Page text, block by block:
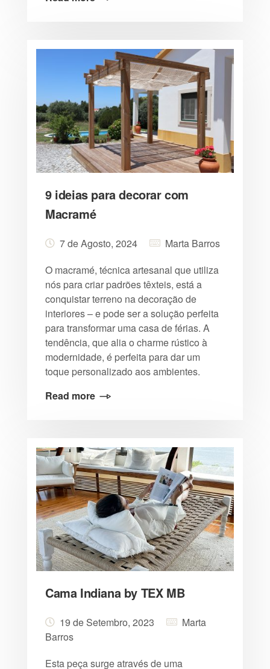
9 ideias para decorar com
Macramé
7 de Agosto, 2024
Marta Barros
O macramé, técnica artesanal que utiliza
nós para criar padrões têxteis, está a
conquistar terreno na decoração de
interiores – e pode ser a solução perfeita
para transformar uma casa de férias. A
tendência, que alia o charme rústico à
modernidade, é perfeita para dar um
toque personalizado aos ambientes.
Read more
Cama Indiana by TEX MB
19 de Setembro, 2023
Marta
Barros
Esta peça surge através de uma